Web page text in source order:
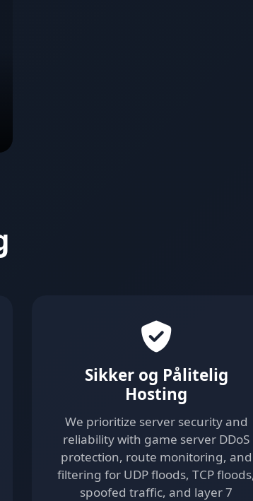
Sikker og Pålitelig
Hosting
We prioritize server security and
reliability with game server DDoS
protection, route monitoring, and
filtering for UDP floods, TCP
spoofed traffic, and layer 7